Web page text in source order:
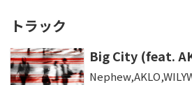
トラック
Big City (feat.